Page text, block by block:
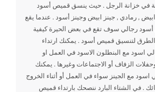
في خزانة الرجل . حيث ينسق قميص أسود
, رمادي , جينز ابيض وجينز أسود . عندما يقع
أسود رجالي سوف تقع في بعض الحيرة كيفية
لتنسيق قميص أسود . يمكنك ارتداء
اسود مع البنطلون الاسود في العمل او
الزفاف أو الاجتماعات وغيرها . يمكنك
اسود مع الجينز سواء في العمل أو أثناء الخروج
. في الشتاء البارد ننصحك بارتداء قميص